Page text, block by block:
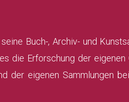
Buch-, Archiv- und
die Erforschung der
der eigenen Sammlungen